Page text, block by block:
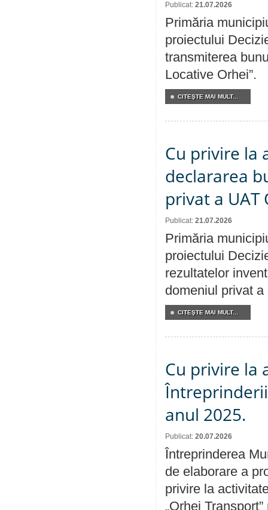
Publicat: 21.07.2026
Primăria
proiectului
transmiterea
Locative Orhei”.
CITEŞTE MAI MULT...
Cu privire la
declararea
privat a UAT
Publicat: 21.07.2026
Primăria
proiectului
rezultatelor
domeniul privat a
CITEŞTE MAI MULT...
Cu privire la
anul 2025.
Publicat: 20.07.2026
Întreprinderea
de elaborare a
privire la
„Orhei